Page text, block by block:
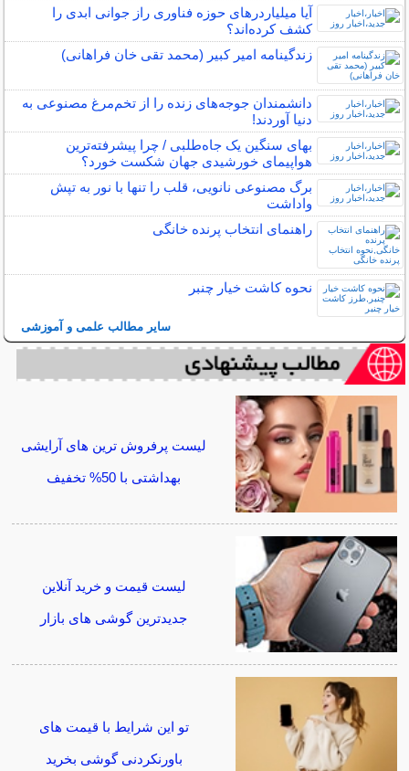
آیا میلیاردرهای حوزه فناوری راز جوانی ابدی را
کشف کرده‌اند؟
زندگینامه امیر کبیر (محمد تقی خان فراهانی)
دانشمندان جوجه‌های زنده را از تخم‌مرغ مصنوعی به
دنیا آوردند!
بهای سنگین یک جاه‌طلبی / چرا پیشرفته‌ترین
هواپیمای خورشیدی جهان شکست خورد؟
برگ مصنوعی نانویی، قلب را تنها با نور به تپش
واداشت
راهنمای انتخاب پرنده خانگی
نحوه کاشت خیار چنبر
سایر مطالب علمی و آموزشی
لیست پرفروش ترین های آرایشی
بهداشتی با 50% تخفیف
لیست قیمت و خرید آنلاین
جدیدترین گوشی های بازار
تو این شرایط با قیمت های
باورنکردنی گوشی بخرید